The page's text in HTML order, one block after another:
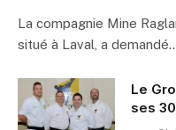
La compagnie Mine
situé à Laval, a
Le
ses